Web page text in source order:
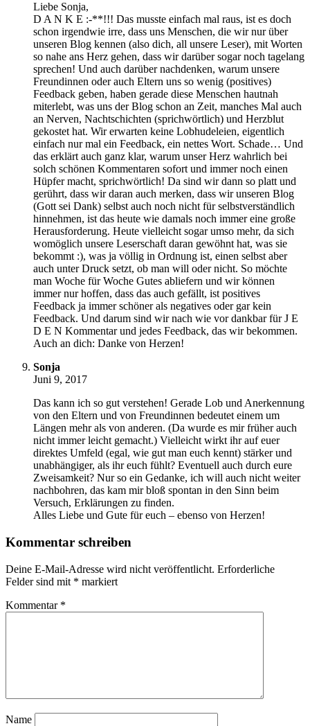
Liebe Sonja,
D A N K E :-**!!! Das musste einfach mal raus, ist es doch
schon irgendwie irre, dass uns Menschen, die wir nur über
unseren Blog kennen (also dich, all unsere Leser), mit Worten
so nahe ans Herz gehen, dass wir darüber sogar noch tagelang
sprechen! Und auch darüber nachdenken, warum unsere
Freundinnen oder auch Eltern uns so wenig (positives)
Feedback geben, haben gerade diese Menschen hautnah
miterlebt, was uns der Blog schon an Zeit, manches Mal auch
an Nerven, Nachtschichten (sprichwörtlich) und Herzblut
gekostet hat. Wir erwarten keine Lobhudeleien, eigentlich
einfach nur mal ein Feedback, ein nettes Wort. Schade… Und
das erklärt auch ganz klar, warum unser Herz wahrlich bei
solch schönen Kommentaren sofort und immer noch einen
Hüpfer macht, sprichwörtlich! Da sind wir dann so platt und
gerührt, dass wir daran auch merken, dass wir unseren Blog
(Gott sei Dank) selbst auch noch nicht für selbstverständlich
hinnehmen, ist das heute wie damals noch immer eine große
Herausforderung. Heute vielleicht sogar umso mehr, da sich
womöglich unsere Leserschaft daran gewöhnt hat, was sie
bekommt :), was ja völlig in Ordnung ist, einen selbst aber
auch unter Druck setzt, ob man will oder nicht. So möchte
man Woche für Woche Gutes abliefern und wir können
immer nur hoffen, dass das auch gefällt, ist positives
Feedback ja immer schöner als negatives oder gar kein
Feedback. Und darum sind wir nach wie vor dankbar für J E
D E N Kommentar und jedes Feedback, das wir bekommen.
Auch an dich: Danke von Herzen!
Sonja
Juni 9, 2017
Das kann ich so gut verstehen! Gerade Lob und Anerkennung
von den Eltern und von Freundinnen bedeutet einem um
Längen mehr als von anderen. (Da wurde es mir früher auch
nicht immer leicht gemacht.) Vielleicht wirkt ihr auf euer
direktes Umfeld (egal, wie gut man euch kennt) stärker und
unabhängiger, als ihr euch fühlt? Eventuell auch durch eure
Zweisamkeit? Nur so ein Gedanke, ich will auch nicht weiter
nachbohren, das kam mir bloß spontan in den Sinn beim
Versuch, Erklärungen zu finden.
Alles Liebe und Gute für euch – ebenso von Herzen!
Kommentar schreiben
Deine E-Mail-Adresse wird nicht veröffentlicht. Erforderliche
Felder sind mit * markiert
Kommentar *
Name